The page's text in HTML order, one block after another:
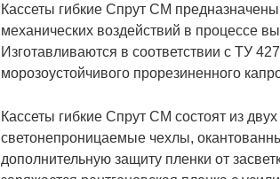
Кассеты гибкие Спрут СМ
механических воздействий в процессе
Изготавливаются в соответствии с ТУ
морозоустойчивого прорезиненного
Кассеты гибкие Спрут СМ состоят из
светонепроницаемые чехлы,
дополнительную защиту пленки от